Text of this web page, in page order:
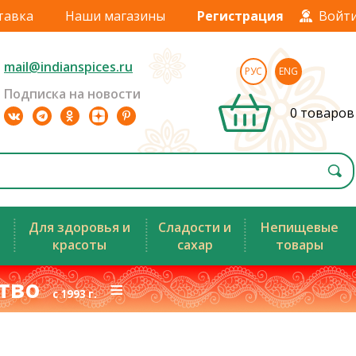
Наши магазины Регистрация
mail@indianspices.ru
Подписка на новости
РУС ENG
0 товаров
Для здоровья и
красоты
Сладости и
сахар
Непищевые
товары
с 1993 г.≡